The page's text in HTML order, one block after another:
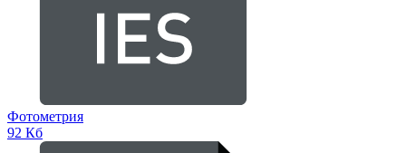
Фотометрия
92 Кб